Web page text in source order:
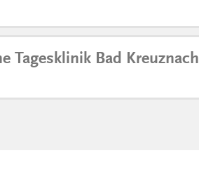
Tagesklinik Bad Kreuznach